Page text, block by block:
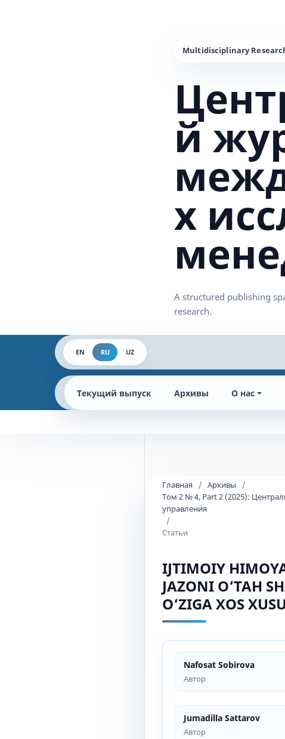
й
х
EN RU UZ
Текущий выпуск Архивы О нас
Главная / Архивы
/
Том 2 № 4, Part 2 (2025):
управления
/
Статьи
IJTIMOIY
JAZONI O‘TAH
O‘ZIGA XOS
Nafosat Sobirova
Автор
Jumadilla Sattarov
Автор